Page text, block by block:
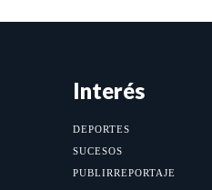
Interés
DEPORTES
SUCESOS
PUBLIRREPORTAJE